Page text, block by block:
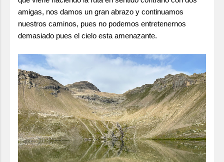
amigas, nos damos un gran abrazo y continuamos
nuestros caminos, pues no podemos entretenernos
demasiado pues el cielo esta amenazante.